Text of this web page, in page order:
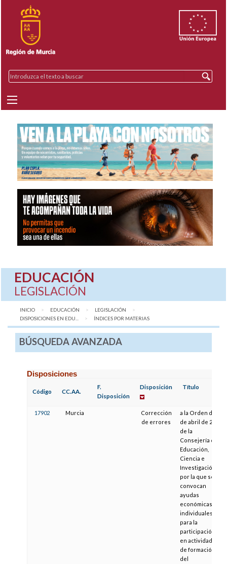
EDUCACIÓN
LEGISLACIÓN
INICIO EDUCACIÓN
LEGISLACIÓN
DISPOSICIONES EN EDU...
AQUÍ:
ÍNDICES POR MATERIAS
BÚSQUEDA AVANZADA
Disposiciones
Código CC.AA.
F.
Disposición
Disposición Título
17902 Murcia
Corrección
de errores
a la Orden de 28
de abril de 2008,
de la
Consejería de
Educación,
Ciencia e
Investigación
por la que se
convocan
ayudas
económicas
individuales
para la
participación
en actividades
de formación
del